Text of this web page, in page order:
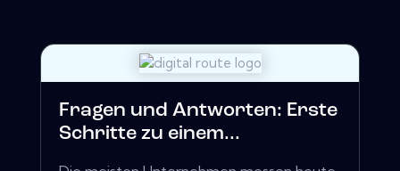
Fragen und Antworten: Erste
Schritte zu einem...